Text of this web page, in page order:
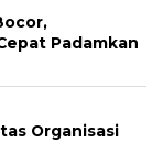
Padamkan
Organisasi